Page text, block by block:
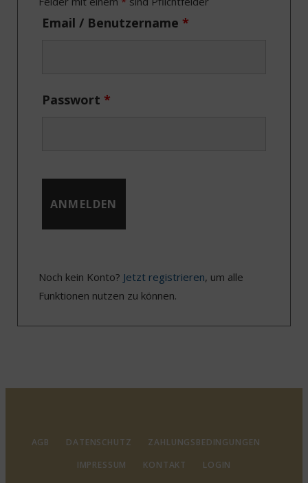
k
e
a
Email / Benutzername *
Passwort *
Noch kein Konto? Jetzt registrieren, um alle
Funktionen nutzen zu können.
AGB DATENSCHUTZ
ZAHLUNGSBEDINGUNGEN
IMPRESSUM
KONTAKT LOGIN